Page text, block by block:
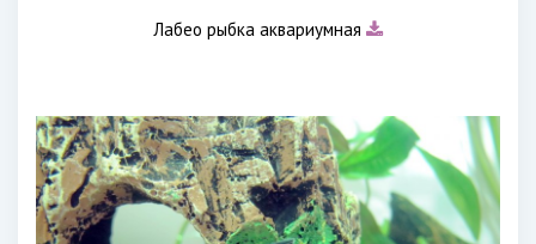
Лабео рыбка аквариумная